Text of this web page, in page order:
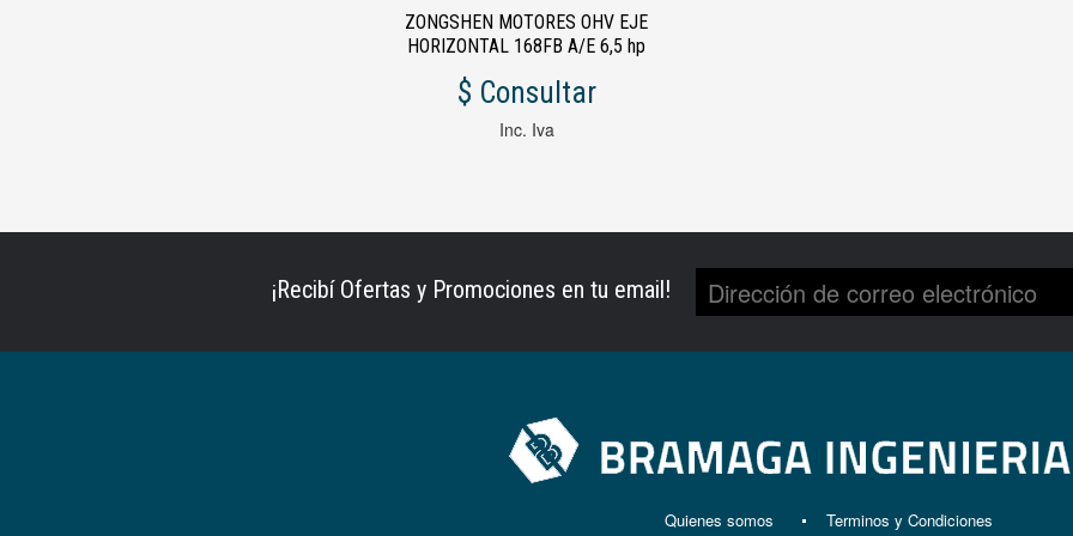
ZONGSHEN MOTORES OHV EJE
HORIZONTAL 168FB A/E 6,5 hp
$ Consultar
Inc. Iva
¡Recibí Ofertas y Promociones en tu email!
Quienes somos Terminos y Condiciones